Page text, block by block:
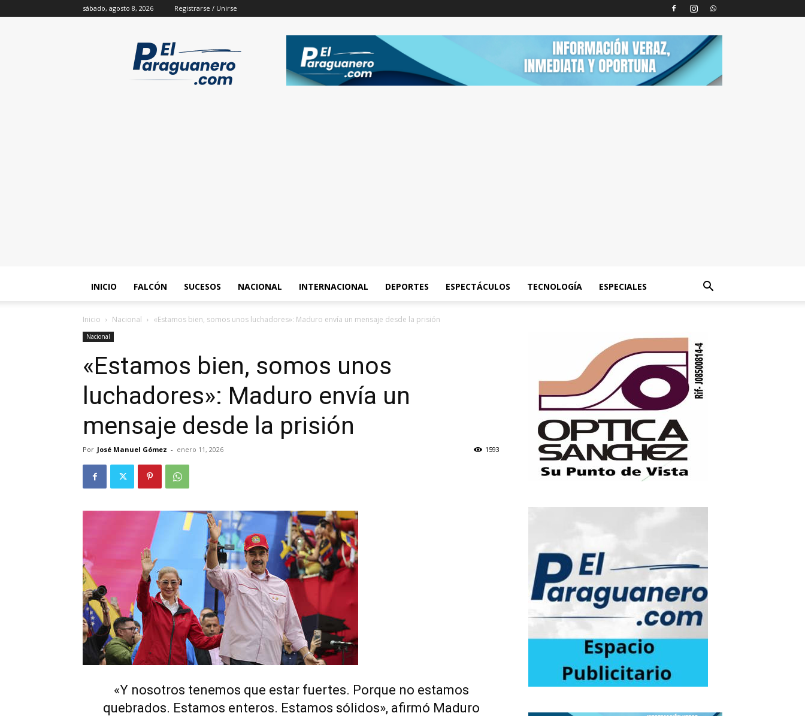
sábado, agosto 8, 2026 Registrarse / Unirse
INICIO FALCÓN SUCESOS NACIONAL INTERNACIONAL DEPORTES ESPECTÁCULOS TECNOLOGÍA ESPECIALES
Inicio Nacional «Estamos bien, somos unos luchadores»: Maduro envía un mensaje desde la prisión
Nacional
«Estamos bien, somos unos
luchadores»: Maduro envía un
mensaje desde la prisión
Por José Manuel Gómez - enero 11, 2026 1593
«Y nosotros tenemos que estar fuertes. Porque no estamos
quebrados. Estamos enteros. Estamos sólidos», afirmó Maduro